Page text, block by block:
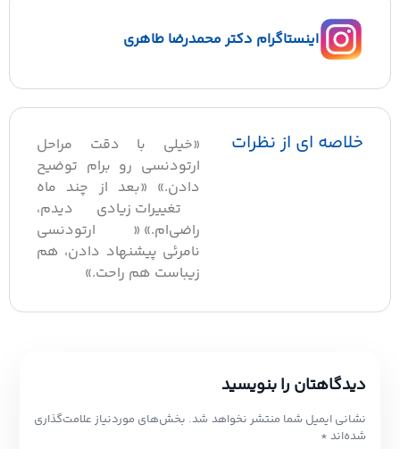
اینستاگرام دکتر محمدرضا طاهری
خلاصه ای از نظرات
«خیلی با دقت مراحل
ارتودنسی رو برام توضیح
دادن.» «بعد از چند ماه
تغییرات زیادی دیدم،
راضی‌ام.» «ارتودنسی
نامرئی پیشنهاد دادن، هم
زیباست هم راحت.»
دیدگاهتان را بنویسید
نشانی ایمیل شما منتشر نخواهد شد. بخش‌های موردنیاز علامت‌گذاری
شده‌اند*